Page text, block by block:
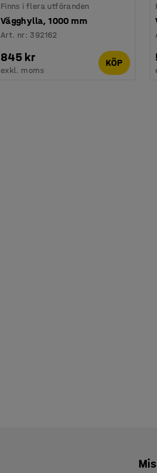
Finns i flera utföranden
Vägghylla, 1000 mm
Art. nr:392162
845 kr
exkl. moms
KÖP